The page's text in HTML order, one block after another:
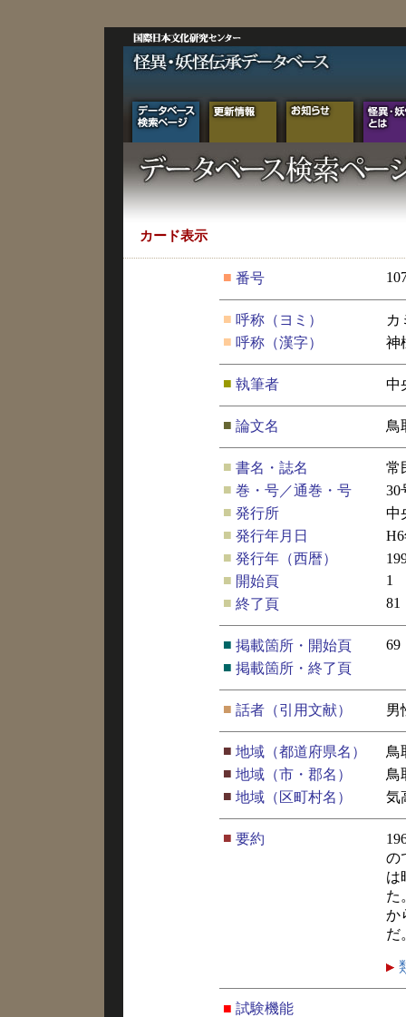
カード表示
■ 番号
■ 呼称（ヨミ）
カ
■ 呼称（漢字） 神
■ 執筆者 中
■ 論文名 鳥
■ 書名・誌名
常
■ 巻・号／通巻・号
30
■ 発行所
中
■ 発行年月日
■ 発行年（西暦）
■ 開始頁
1
■ 終了頁 81
■ 掲載箇所・開始頁
69
■ 掲載箇所・終了頁
■ 話者（引用文献） 男
■ 地域（都道府県名）
鳥
■ 地域（市・郡名）
鳥
■ 地域（区町村名） 気
■ 要約
の
は
た
か
だ
■ 試験機能